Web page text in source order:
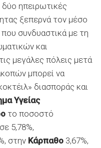
δύο ηπειρωτικές
ξεπερνά τον μέσο
που συνδυαστικά με τη
και
μεγάλες πόλεις μετά
μπορεί να
διασποράς και
Υγείας
το ποσοστό
5,78%,
στην Κάρπαθο 3,67%,